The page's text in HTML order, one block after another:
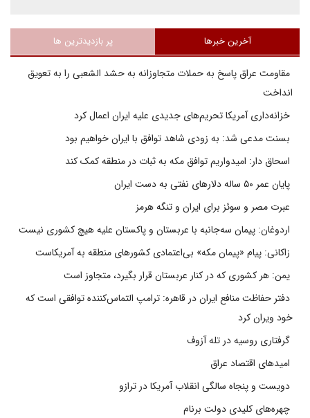
آخرین خبرها پر بازدیدترین ها
مقاومت عراق پاسخ به حملات متجاوزانه به حشد الشعبی را به تعویق
انداخت
خزانه‌داری آمریکا تحریم‌های جدیدی علیه ایران اعمال کرد
بسنت مدعی شد: به زودی شاهد توافق با ایران خواهیم بود
اسحاق دار: امیدواریم توافق مکه به ثبات در منطقه کمک کند
پایان عمر ۵۰ ساله دلارهای نفتی به دست ایران
عبرت مصر و سوئز برای ایران و تنگه هرمز
اردوغان: پیمان سه‌جانبه با عربستان و پاکستان علیه هیچ کشوری نیست
زاکانی: پیام «پیمان مکه» بی‌اعتمادی کشورهای منطقه به آمریکاست
یمن: هر کشوری که در کنار عربستان قرار بگیرد، متجاوز است
دفتر حفاظت منافع ایران در قاهره: ترامپ التماس‌کننده توافقی است که
خود ویران کرد
گرفتاری روسیه در تله آزوف
امیدهای اقتصاد عراق
دویست و پنجاه سالگی انقلاب آمریکا در ترازو
چهره‌های کلیدی دولت برنام